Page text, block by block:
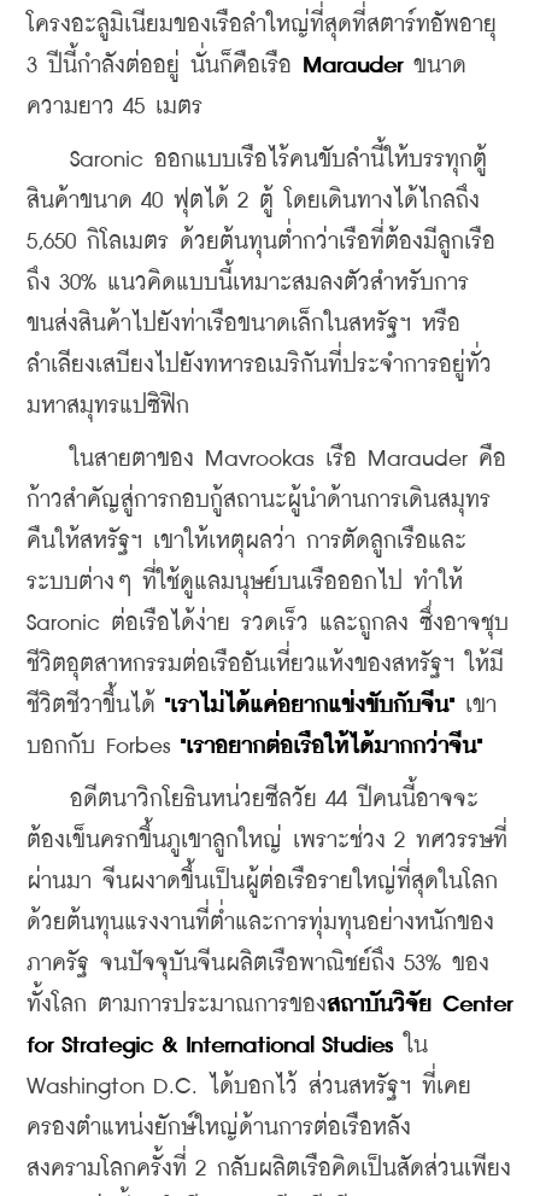
โครงอะลูมิเนียมของเรือลำใหญ่ที่สุดที่สตาร์ทอัพอายุ
3 ปีนี้กำลังต่ออยู่ นั่นก็คือเรือ
Marauder ขนาด
ความยาว 45 เมตร
Saronic ออกแบบเรือไร้คนขับลำนี้ให้บรรทุกตู้
สินค้าขนาด 40 ฟุตได้ 2 ตู้ โดยเดินทางได้ไกลถึง
5,650 กิโลเมตร ด้วยต้นทุนต่ำกว่าเรือที่ต้องมีลูกเรือ
ถึง 30% แนวคิดแบบนี้เหมาะสมลงตัวสำหรับการ
ขนส่งสินค้าไปยังท่าเรือขนาดเล็กในสหรัฐฯ หรือ
ลำเลียงเสบียงไปยังทหารอเมริกันที่ประจำการอยู่ทั่ว
มหาสมุทรแปซิฟิก
ในสายตาของ Mavrookas เรือ Marauder คือ
ก้าวสำคัญสู่การกอบกู้สถานะผู้นำด้านการเดินสมุทร
คืนให้สหรัฐฯ เขาให้เหตุผลว่า การตัดลูกเรือและ
ระบบต่างๆ ที่ใช้ดูแลมนุษย์บนเรือออกไป ทำให้
Saronic ต่อเรือได้ง่าย รวดเร็ว และถูกลง ซึ่งอาจชุบ
ชีวิตอุตสาหกรรมต่อเรืออันเหี่ยวแห้งของสหรัฐฯ ให้มี
ชีวิตชีวาขึ้นได้ "เราไม่ได้แค่อยากแข่งขับกับจีน" เขา
บอกกับ Forbes "เราอยากต่อเรือให้ได้มากกว่าจีน"
อดีตนาวิกโยธินหน่วยซีลวัย 44 ปีคนนี้อาจจะ
ต้องเข็นครกขึ้นภูเขาลูกใหญ่ เพราะช่วง 2 ทศวรรษที่
ผ่านมา จีนผงาดขึ้นเป็นผู้ต่อเรือรายใหญ่ที่สุดในโลก
ด้วยต้นทุนแรงงานที่ต่ำและการทุ่มทุนอย่างหนักของ
ภาครัฐ จนปัจจุบันจีนผลิตเรือพาณิชย์ถึง 53% ของ
ทั้งโลก ตามการประมาณการของสถาบันวิจัย Center
for Strategic & International Studies
ใน
Washington D.C. ได้บอกไว้ ส่วนสหรัฐฯ ที่เคย
ครองตำแหน่งยักษ์ใหญ่ด้านการต่อเรือหลัง
สงครามโลกครั้งที่ 2 กลับผลิตเรือคิดเป็นสัดส่วนเพียง